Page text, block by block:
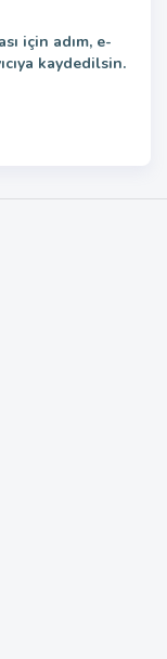
için adım, e-
kaydedilsin.